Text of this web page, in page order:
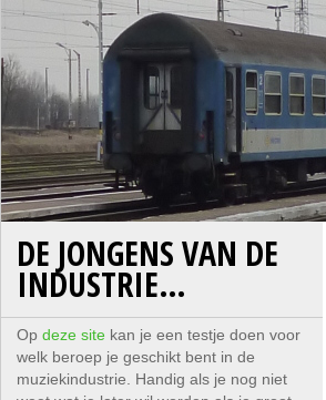
DE JONGENS VAN DE
INDUSTRIE…
Opdeze site kan je een testje doen voor
welk beroep je geschikt bent in de
muziekindustrie. Handig als je nog niet